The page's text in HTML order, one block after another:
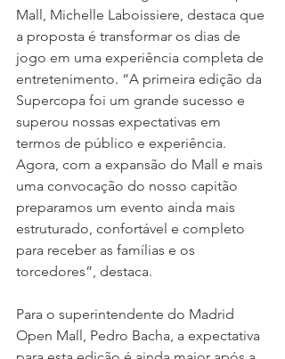
Mall, Michelle Laboissiere, destaca que
a proposta é transformar os dias de
jogo em uma experiência completa de
entretenimento. “A primeira edição da
Supercopa foi um grande sucesso e
superou nossas expectativas em
termos de público e experiência.
Agora, com a expansão do Mall e mais
uma convocação do nosso capitão
preparamos um evento ainda mais
estruturado, confortável e completo
para receber as famílias e os
torcedores”, destaca.
Para o superintendente do Madrid
Open Mall, Pedro Bacha, a expectativa